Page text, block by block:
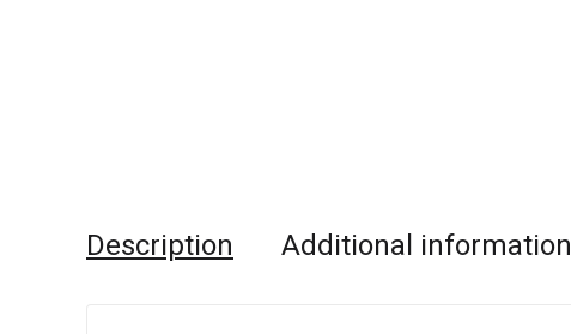
Description Additional information